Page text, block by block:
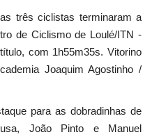
três ciclistas terminaram a
de Ciclismo de Loulé/ITN -
com 1h55m35s. Vitorino
Joaquim Agostinho /
para as dobradinhas de
João Pinto e Manuel